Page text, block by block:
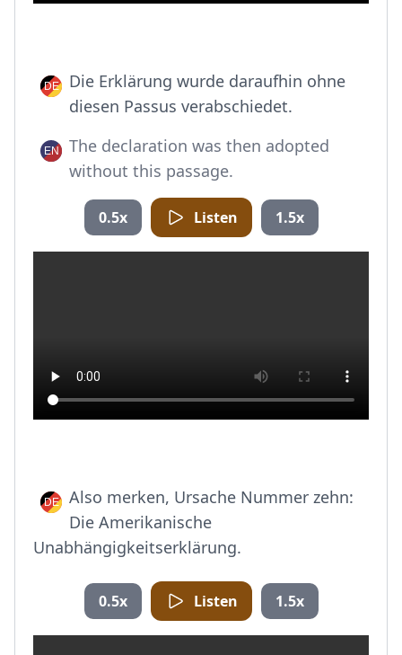
Die Erklärung wurde daraufhin ohne
diesen Passus verabschiedet.
The declaration was then adopted
without this passage.
0.5x Listen 1.5x
Also merken, Ursache Nummer zehn:
Die Amerikanische
Unabhängigkeitserklärung.
0.5x Listen 1.5x